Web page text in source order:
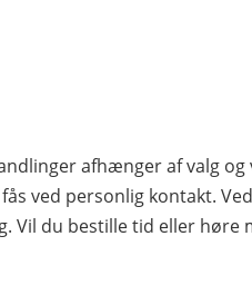
afhænger af valg og
ved personlig kontakt.
Vil du bestille tid eller høre